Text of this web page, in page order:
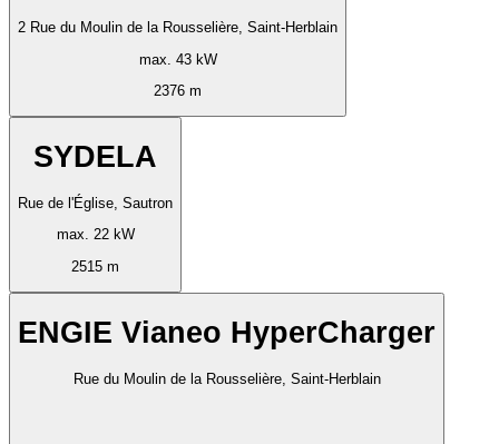
2 Rue du Moulin de la Rousselière, Saint-Herblain
max. 43 kW
2376 m
SYDELA
Rue de l'Église, Sautron
max. 22 kW
2515 m
ENGIE Vianeo HyperCharger
Rue du Moulin de la Rousselière, Saint-Herblain